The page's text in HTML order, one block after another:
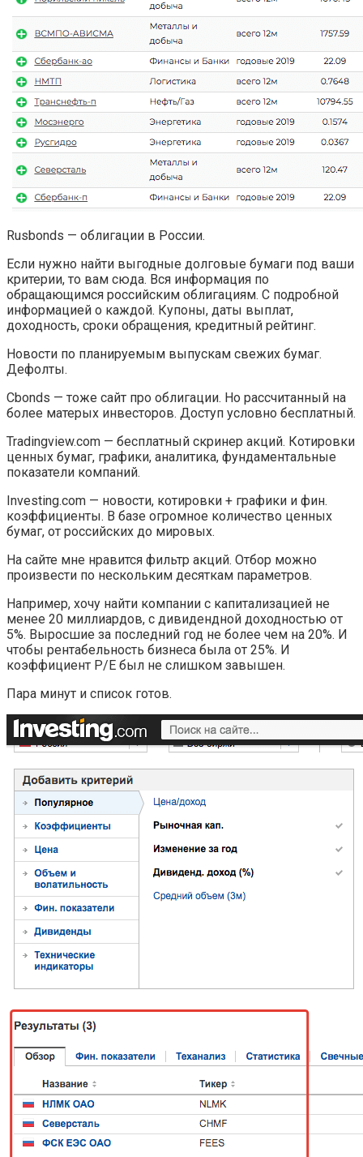
Rusbonds — облигации в России.
Если нужно найти выгодные долговые бумаги под ваши
критерии, то вам сюда. Вся информация по
обращающимся российским облигациям. С подробной
информацией о каждой. Купоны, даты выплат,
доходность, сроки обращения, кредитный рейтинг.
Новости по планируемым выпускам свежих бумаг.
Дефолты.
Cbonds — тоже сайт про облигации. Но рассчитанный на
более матерых инвесторов. Доступ условно бесплатный.
Tradingview.com — бесплатный скринер акций. Котировки
ценных бумаг, графики, аналитика, фундаментальные
показатели компаний.
Investing.com — новости, котировки + графики и фин.
коэффициенты. В базе огромное количество ценных
бумаг, от российских до мировых.
На сайте мне нравится фильтр акций. Отбор можно
произвести по нескольким десяткам параметров.
Например, хочу найти компании с капитализацией не
менее 20 миллиардов, с дивидендной доходностью от
5%. Выросшие за последний год не более чем на 20%. И
чтобы рентабельность бизнеса была от 25%. И
коэффициент P/E был не слишком завышен.
Пара минут и список готов.